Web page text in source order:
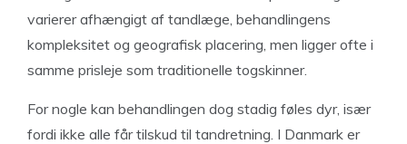
varierer afhængigt af tandlæge, behandlingens
kompleksitet og geografisk placering, men ligger ofte i
samme prisleje som traditionelle togskinner.
For nogle kan behandlingen dog stadig føles dyr, især
fordi ikke alle får tilskud til tandretning. I Danmark er